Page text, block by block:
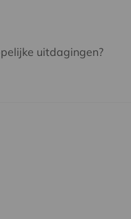
uitdagingen?